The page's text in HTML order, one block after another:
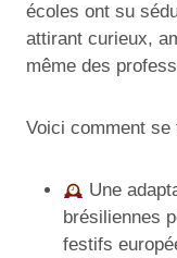
écoles ont su
attirant curieux,
même des
Voici comment
Une
brésiliennes
festifs